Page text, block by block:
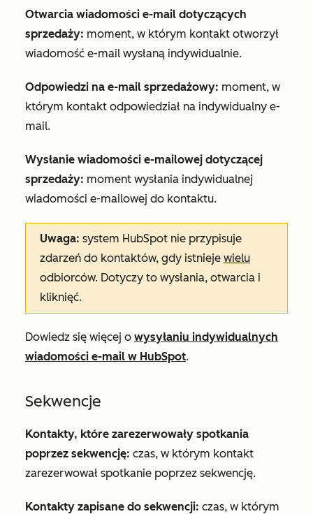
Otwarcia wiadomości e-mail dotyczących
sprzedaży: moment, w którym kontakt otworzył
wiadomość e-mail wysłaną indywidualnie.
Odpowiedzi na e-mail sprzedażowy: moment, w
którym kontakt odpowiedział na indywidualny e-
mail.
Wysłanie wiadomości e-mailowej dotyczącej
sprzedaży: moment wysłania indywidualnej
wiadomości e-mailowej do kontaktu.
Uwaga: system HubSpot nie przypisuje
zdarzeń do kontaktów, gdy istnieje wielu
odbiorców. Dotyczy to wysłania, otwarcia i
kliknięć.
Dowiedz się więcej o wysyłaniu indywidualnych
wiadomości e-mail w HubSpot.
Sekwencje
Kontakty, które zarezerwowały spotkania
poprzez sekwencję: czas, w którym kontakt
zarezerwował spotkanie poprzez sekwencję.
Kontakty zapisane do sekwencji: czas, w którym